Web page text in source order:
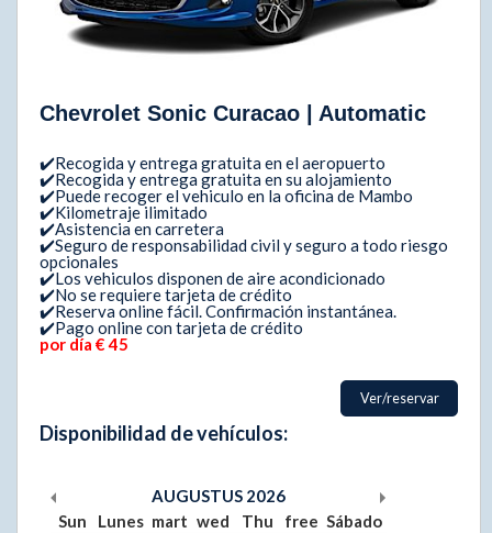
Chevrolet Sonic Curacao | Automatic
✔️Recogida y entrega gratuita en el aeropuerto
✔️Recogida y entrega gratuita en su alojamiento
✔️Puede recoger el vehiculo en la oficina de Mambo
✔️Kilometraje ilimitado
✔️Asistencia en carretera
✔️Seguro de responsabilidad civil y seguro a todo riesgo
opcionales
✔️Los vehiculos disponen de aire acondicionado
✔️No se requiere tarjeta de crédito
✔️Reserva online fácil. Confirmación instantánea.
✔️Pago online con tarjeta de crédito
por día€ 45
Ver/reservar
Disponibilidad de vehículos:
AUGUSTUS 2026
Sun
Lunes mart wed Thu free Sábado